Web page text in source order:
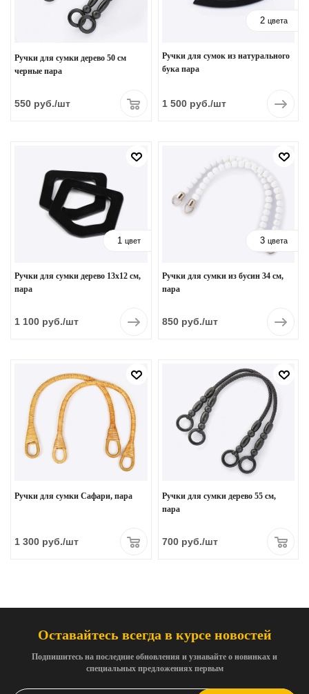
Ручки для сумки дерево 50 см
черные пара
550 руб./шт
2 цвета
Ручки для сумок из натурального
бука пара
1 500руб./шт
1 цвет
Ручки для сумки дерево 13х12 см,
пара
1 100 руб./шт
3 цвета
Ручки для сумки из бусин 34 см,
пара
850руб./шт
Ручки для сумки Сафари, пара
1 300 руб./шт
Ручки для сумки дерево 55 см,
пара
700руб./шт
Оставайтесь всегда в курсе новостей
Подпишитесь на последние обновления и узнавайте о новинках и
специальных предложениях первым